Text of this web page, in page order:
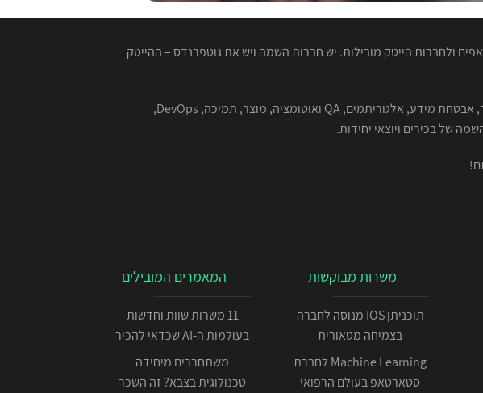
ולחברות הייטק מובילות. יש חברות השמה ויש את גוטפרנדס – ההייטק
המגייסות המנוסות שלנו מתמחות בהשמה למגוון רחב של תפקידים בהייטק - תוכנה, סייבר, אבטחת מידע, אלגוריתמים, QA ואוטומציה, מוצר, תמיכה, DevOps,
משרות מבוקשות
תוכניתן IOS מנוסה לחברה
בצמיחה מטאורית
Machine Learning לחברת
סטארטאפ בעולם הרפואי
המאמרים המובילים
11 משרות שוות וחדשות
בעולמות ה-AI שכדאי להכיר
משתחררים מיחידה
טכנולוגית בצבא? זה השכר